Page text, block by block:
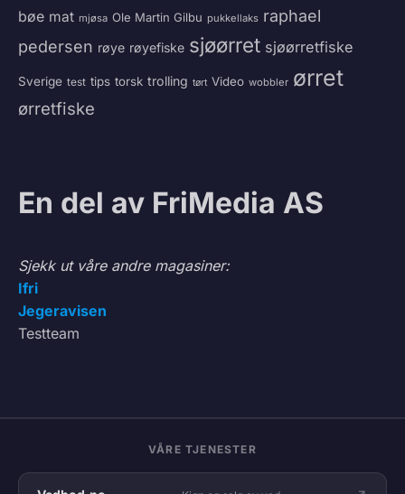
bøe mat mjøsa Ole Martin Gilbu pukkellaks raphael
pedersen røye røyefiske sjøørret sjøørretfiske
Sverige test tips torsk trolling tørt Video wobbler ørret
ørretfiske
En del av FriMedia AS
Sjekk ut våre andre magasiner:
Ifri
Jegeravisen
Testteam
VÅRE TJENESTER